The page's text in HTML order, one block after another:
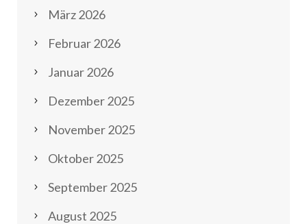
März 2026
Februar 2026
Januar 2026
Dezember 2025
November 2025
Oktober 2025
September 2025
August 2025